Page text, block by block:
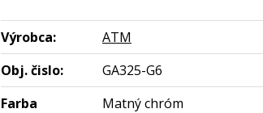
Výrobca:
ATM
Obj. čislo:
GA325-G6
Farba
Matný chróm